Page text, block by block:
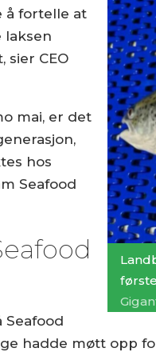
å fortelle at
laksen
CEO
mai, er det
hos
Seafood
Seafood
hadde møtt opp